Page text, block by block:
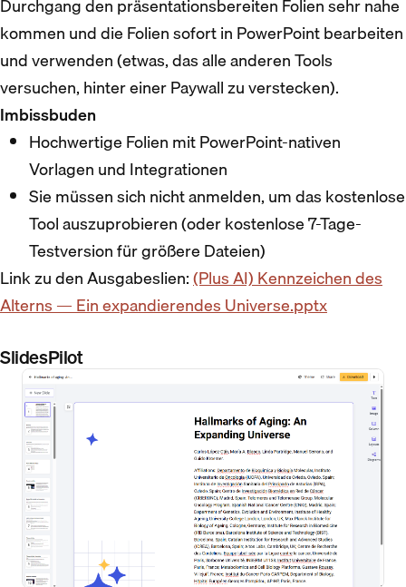
Durchgang den präsentationsbereiten Folien sehr nahe
kommen und die Folien sofort in PowerPoint bearbeiten
und verwenden (etwas, das alle anderen Tools
versuchen, hinter einer Paywall zu verstecken).
Imbissbuden
Hochwertige Folien mit PowerPoint-nativen
Vorlagen und Integrationen
Sie müssen sich nicht anmelden, um das kostenlose
Tool auszuprobieren (oder kostenlose 7-Tage-
Testversion für größere Dateien)
Link zu den Ausgabeslien:(Plus AI) Kennzeichen des
Alterns — Ein expandierendes Universe.pptx
SlidesPilot